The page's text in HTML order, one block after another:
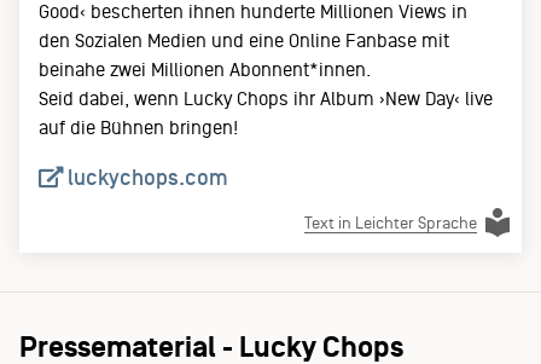
Good‹ bescherten ihnen hunderte Millionen Views in
den Sozialen Medien und eine Online Fanbase mit
beinahe zwei Millionen Abonnent*innen.
Seid dabei, wenn Lucky Chops ihr Album ›New Day‹ live
auf die Bühnen bringen!
luckychops.com
Text in Leichter Sprache
Pressematerial - Lucky Chops